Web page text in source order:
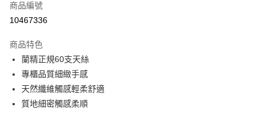
超商取貨付款
Apple Pay
街口支付
悠遊付
商品編號
10467336
商品特色
蘭精正規60支天絲
專櫃品質細緻手感
天然纖維觸感輕柔舒適
質地細密觸感柔順